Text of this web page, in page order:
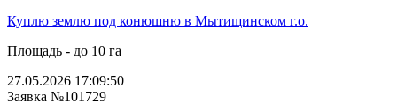
Куплю землю под конюшню в Мытищинском г.о.
Площадь - до 10 га
27.05.2026 17:09:50
Заявка №101729